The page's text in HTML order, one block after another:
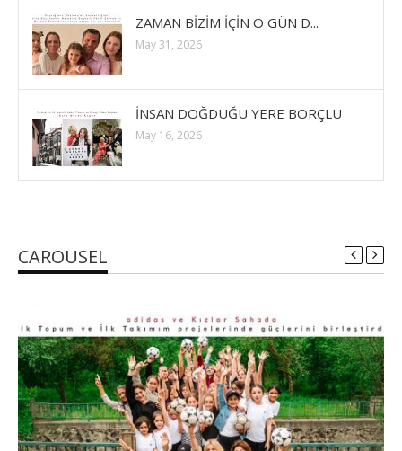
ZAMAN BİZİM İÇİN O GÜN D...
May 31, 2026
İNSAN DOĞDUĞU YERE BORÇLU
May 16, 2026
CAROUSEL